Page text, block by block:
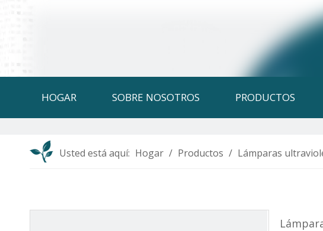
HOGAR SOBRE NOSOTROS PRODUCTOS
Usted está aquí: Hogar / Productos / Lámparas